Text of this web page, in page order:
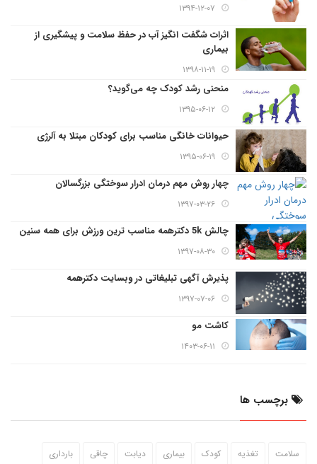
۱۳۹۴-۱۲-۰۷
اثرات شگفت انگیز آب در حفظ سلامت و پیشگیری از
بیماری
۱۳۹۸-۱۱-۱۹
منحنی رشد کودک چه می‌گوید؟
۱۳۹۵-۰۶-۱۲
حیوانات خانگی مناسب برای کودکان مبتلا به آلرژی
۱۳۹۵-۰۶-۱۹
چهار روش مهم درمان ادرار سوختگی بزرگسالان
۱۳۹۷-۰۳-۲۶
چالش 5k دکترهمه مناسب ترین ورزش برای همه سنین
۱۳۹۷-۰۸-۳۰
پذیرش آگهی تبلیغاتی در وبسایت دکترهمه
۱۳۹۷-۰۷-۰۶
کاشت مو
۱۴۰۳-۰۶-۱۱
برچسب ها
سلامت تغذیه کودک بیماری دیابت چاقی
بارداری